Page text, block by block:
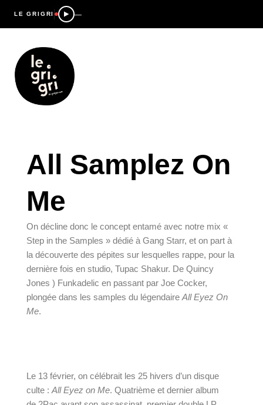
LE GRIGRI —
All Samplez On
Me
On décline donc le concept entamé avec notre mix «
Step in the Samples » dédié à Gang Starr, et on part à
la découverte des pépites sur lesquelles rappe, pour la
dernière fois en studio, Tupac Shakur. De Quincy
Jones ) Funkadelic en passant par Joe Cocker,
plongée dans les samples du légendaire All Eyez On
Me.
Le 13 février, on célébrait les 25 hivers d’un disque
culte : All Eyez on Me. Quatrième et dernier album